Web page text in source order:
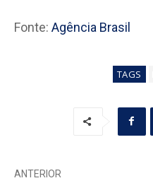
Fonte: Agência Brasil
TAGS
ANTERIOR